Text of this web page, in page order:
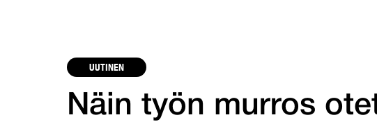
UUTINEN
Näin työn murros